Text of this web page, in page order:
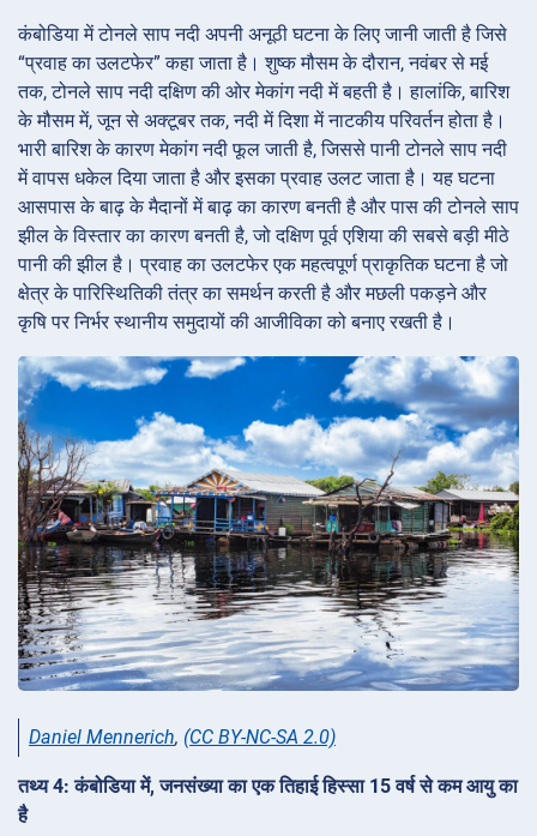
कंबोडिया में टोनले साप नदी अपनी अनूठी घटना के लिए जानी जाती है जिसे
“प्रवाह का उलटफेर” कहा जाता है। शुष्क मौसम के दौरान, नवंबर से मई
तक, टोनले साप नदी दक्षिण की ओर मेकांग नदी में बहती है। हालांकि, बारिश
के मौसम में, जून से अक्टूबर तक, नदी में दिशा में नाटकीय परिवर्तन होता है।
भारी बारिश के कारण मेकांग नदी फूल जाती है, जिससे पानी टोनले साप नदी
में वापस धकेल दिया जाता है और इसका प्रवाह उलट जाता है। यह घटना
आसपास के बाढ़ के मैदानों में बाढ़ का कारण बनती है और पास की टोनले साप
झील के विस्तार का कारण बनती है, जो दक्षिण पूर्व एशिया की सबसे बड़ी मीठे
पानी की झील है। प्रवाह का उलटफेर एक महत्वपूर्ण प्राकृतिक घटना है जो
क्षेत्र के पारिस्थितिकी तंत्र का समर्थन करती है और मछली पकड़ने और
कृषि पर निर्भर स्थानीय समुदायों की आजीविका को बनाए रखती है।
Daniel Mennerich, (CC BY-NC-SA 2.0)
तथ्य 4: कंबोडिया में, जनसंख्या का एक तिहाई हिस्सा 15 वर्ष से कम आयु का
है